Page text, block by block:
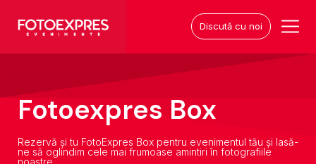
Discută cu noi
Fotoexpres Box
Rezervă și tu FotoExpres Box pentru evenimentul tău și lasă-
ne să oglindim cele mai frumoase amintiri în fotografiile
noastre.